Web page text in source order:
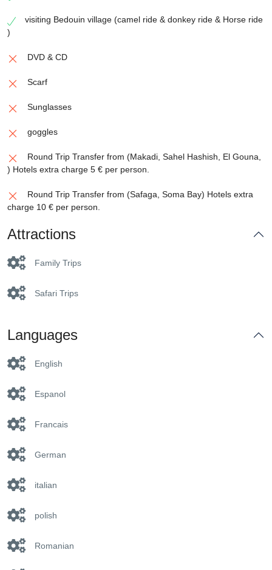
visiting Bedouin village (camel ride & donkey ride & Horse ride
)
DVD & CD
Scarf
Sunglasses
goggles
Round Trip Transfer from (Makadi, Sahel Hashish, El Gouna,
) Hotels extra charge 5 € per person.
Round Trip Transfer from (Safaga, Soma Bay) Hotels extra
charge 10 € per person.
Attractions
Family Trips
Safari Trips
Languages
English
Espanol
Francais
German
italian
polish
Romanian